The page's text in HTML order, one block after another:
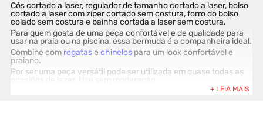
Cós cortado a laser, regulador de tamanho cortado a laser, bolso
cortado a laser com zíper cortado sem costura, forro do bolso
colado sem costura e bainha cortada a laser sem costura.
Para quem gosta de uma peça confortável e de qualidade para
usar na praia ou na piscina, essa bermuda é a companheira ideal.
Combine com regatas e chinelos para um look confortável e
praiano.
Por ser uma peça versátil pode ser utilizada em quase todas as
Composição: 90% poliéster / 10% elastano. (Ref 02012189)